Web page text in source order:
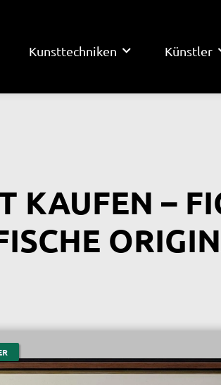
Kunsttechniken Künstler
KAUFEN –